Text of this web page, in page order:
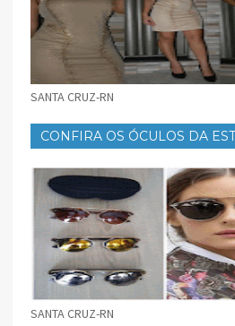
SANTA CRUZ-RN
CONFIRA OS ÓCULOS DA
SANTA CRUZ-RN